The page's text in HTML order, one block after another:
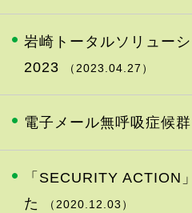
岩崎トータルソリュー
2023
（2023.04.27）
電子メール無呼吸症候群
「SECURITY ACTION
た
（2020.12.03）